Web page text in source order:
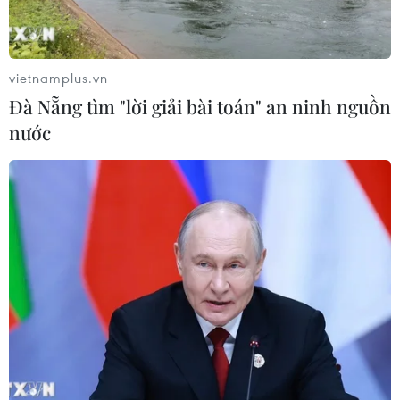
nhạc và ngoài đời, tôi có 2 nhân cách
khác nhau
World Cup 2026: Ca khúc cũ “Take
23/06/2026 01:37
'Anh trai vượt ngàn chông gai': Từ
ngọn lửa đã thắp, một hành trình
mới bắt đầu
22/06/2026 22:30
“Tổ quốc bình yên” tái hiện những
vietnamplus.vn
Đà Nẵng tìm "lời giải bài toán" an ninh nguồn
nước